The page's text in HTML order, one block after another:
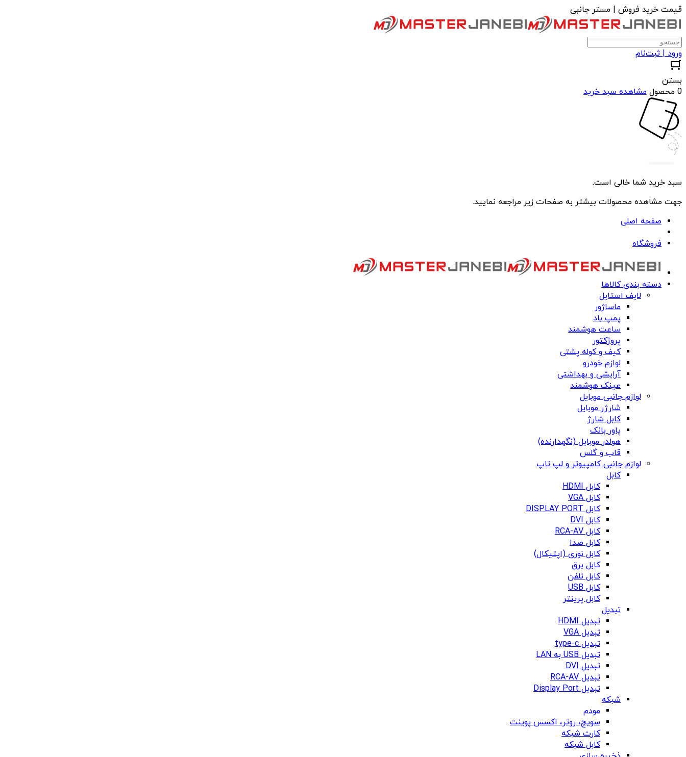
قیمت خرید فروش | مستر جانبی
ورود | ثبت‌نام
بستن
0 محصول
مشاهده سبد خرید
سبد خرید شما خالی است.
جهت مشاهده محصولات بیشتر به صفحات زیر مراجعه نمایید.
صفحه اصلی
فروشگاه
دسته بندی کالاها
لایف استایل
ماساژور
پمپ باد
ساعت هوشمند
پروژکتور
کیف و کوله پشتی
لوازم خودرو
آرایشی و بهداشتی
عینک هوشمند
لوازم جانبی موبایل
شارژر موبایل
کابل شارژ
پاور بانک
هولدر موبایل (نگهدارنده)
قاب و گلس
لوازم جانبی کامپیوتر و لپ تاپ
کابل
کابل HDMI
کابل VGA
کابل DISPLAY PORT
کابل DVI
کابل RCA-AV
کابل صدا
کابل نوری (اپتیکال)
کابل برق
کابل تلفن
کابل USB
کابل پرینتر
تبدیل
تبدیل HDMI
تبدیل VGA
تبدیل type-c
تبدیل USB به LAN
تبدیل DVI
تبدیل RCA-AV
تبدیل Display Port
شبکه
مودم
سویچ، روتر، اکسس پوینت
کارت شبکه
کابل شبکه